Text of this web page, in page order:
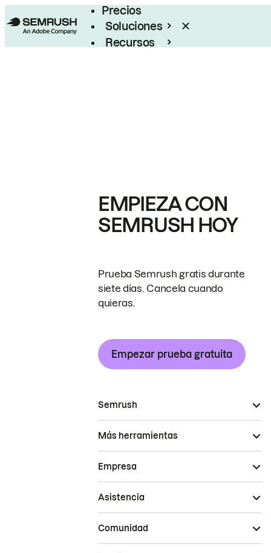
Precios
Soluciones
Recursos
EMPIEZA CON
SEMRUSH HOY
Prueba Semrush gratis durante
siete días. Cancela cuando
quieras.
Empezar prueba gratuita
Semrush
Más herramientas
Empresa
Asistencia
Comunidad